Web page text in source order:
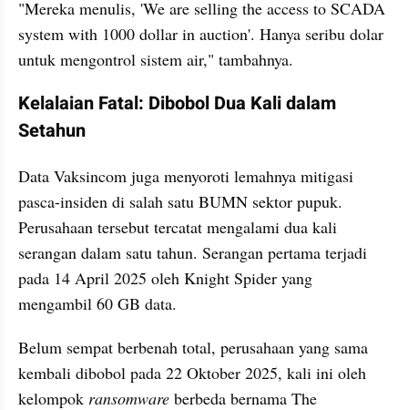
"Mereka menulis, 'We are selling the access to SCADA
system with 1000 dollar in auction'. Hanya seribu dolar
untuk mengontrol sistem air," tambahnya.
Kelalaian Fatal: Dibobol Dua Kali dalam
Setahun
Data Vaksincom juga menyoroti lemahnya mitigasi
pasca-insiden di salah satu BUMN sektor pupuk.
Perusahaan tersebut tercatat mengalami dua kali
serangan dalam satu tahun. Serangan pertama terjadi
pada 14 April 2025 oleh Knight Spider yang
mengambil 60 GB data.
Belum sempat berbenah total, perusahaan yang sama
kembali dibobol pada 22 Oktober 2025, kali ini oleh
kelompok ransomware berbeda bernama The